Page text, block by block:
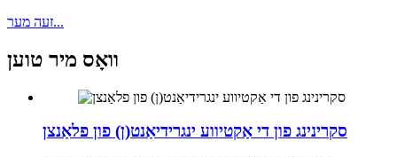
זעה מער...
וואָס מיר טוען
סקרינינג פון די אַקטיווע ינגרידיאַנט(ן) פון פלאַנצן